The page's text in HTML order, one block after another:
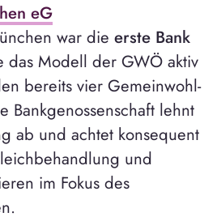
eG
war die erste Bank
das Modell der GWÖ aktiv
bereits vier Gemeinwohl-
Bankgenossenschaft lehnt
ab und achtet konsequent
und
im Fokus des